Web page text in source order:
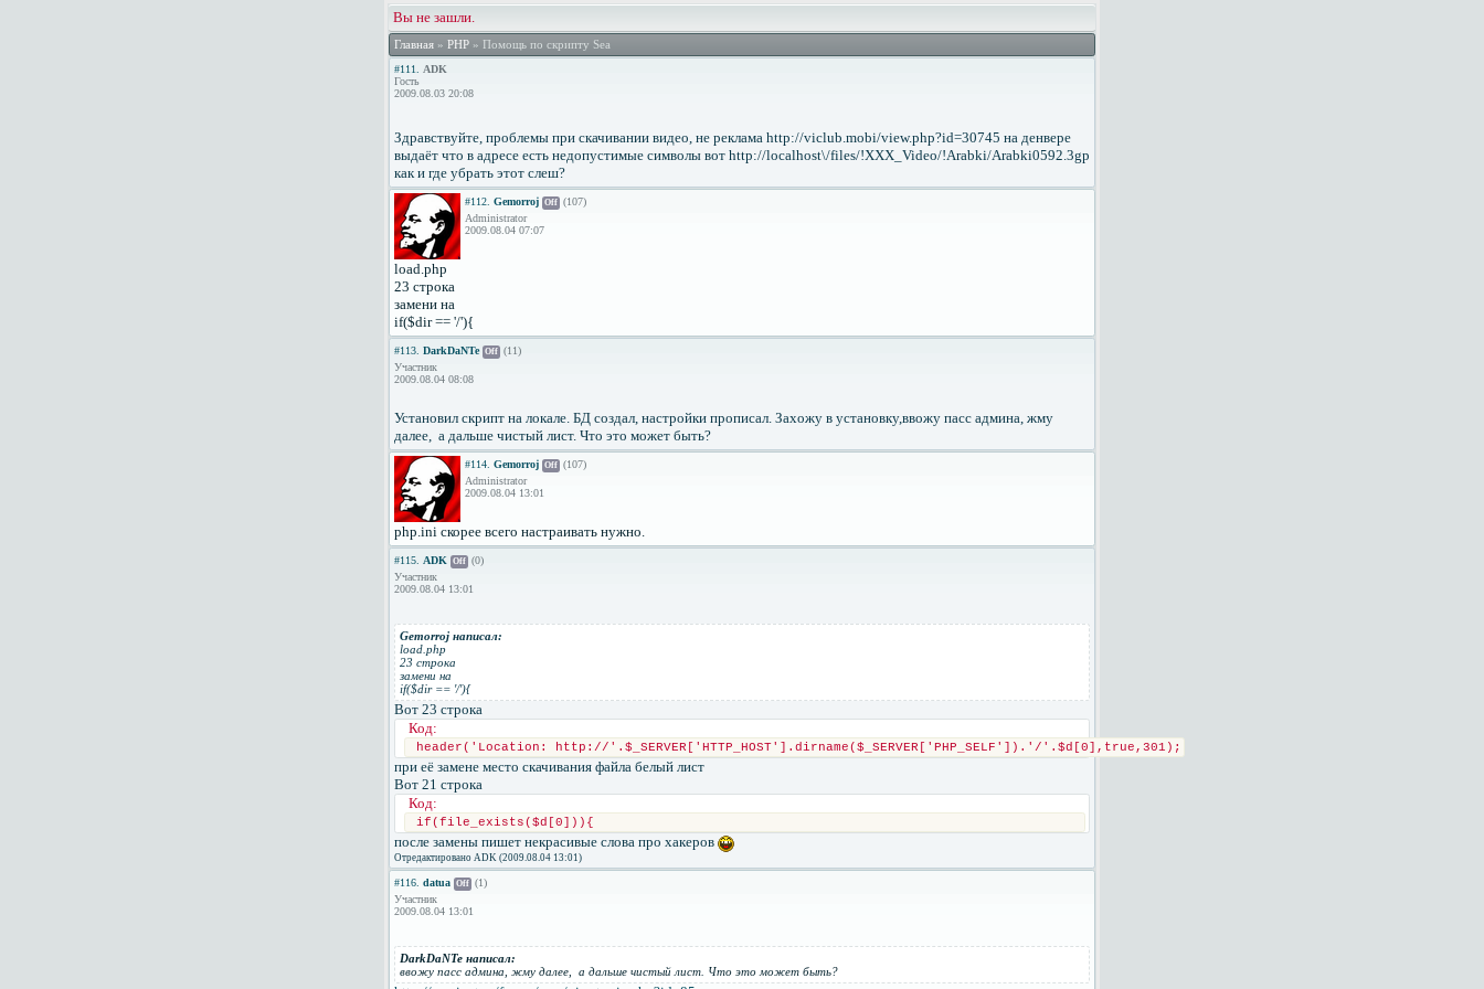
Вы не зашли.
Главная » PHP » Помощь по скрипту Sea
#111.
ADK
Гость
2009.08.03 20:08
Здравствуйте, проблемы при скачивании видео, не реклама http://viclub.mobi/view.php?id=30745 на денвере
выдаёт что в адресе есть недопустимые символы вот http://localhost\/files/!XXX_Video/!Arabki/Arabki0592.3gp
как и где убрать этот слеш?
#112. Gemorroj Off (107)
Administrator
2009.08.04 07:07
load.php
23 строка
замени на
if($dir == '/'){
#113. DarkDaNTe Off (11)
Участник
2009.08.04 08:08
Установил скрипт на локале. БД создал, настройки прописал. Захожу в установку,ввожу пасс админа, жму
далее, а дальше чистый лист. Что это может быть?
#114. Gemorroj Off (107)
Administrator
2009.08.04 13:01
php.ini скорее всего настраивать нужно.
#115. ADK Off (0)
Участник
2009.08.04 13:01
Gemorroj написал:
load.php
23 строка
замени на
if($dir == '/'){
Вот 23 строка
Код:
header('Location: http://'.$_SERVER['HTTP_HOST'].dirname($_SERVER['PHP_SELF']).'/'.$d[0],true,301);
при её замене место скачивания файла белый лист
Вот 21 строка
Код:
if(file_exists($d[0])){
после замены пишет некрасивые слова про хакеров
Отредактировано ADK (2009.08.04 13:01)
#116. datua Off (1)
Участник
2009.08.04 13:01
DarkDaNTe написал:
ввожу пасс админа, жму далее, а дальше чистый лист. Что это может быть?